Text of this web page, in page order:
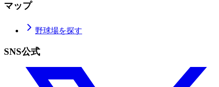
マップ
野球場を探す
SNS公式